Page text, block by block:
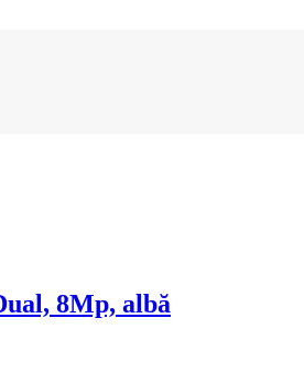
8Mp, albă